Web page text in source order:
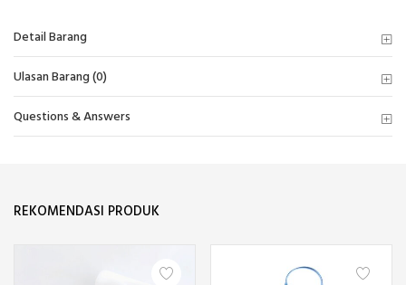
Detail Barang
Ulasan Barang (0)
Questions & Answers
REKOMENDASI PRODUK